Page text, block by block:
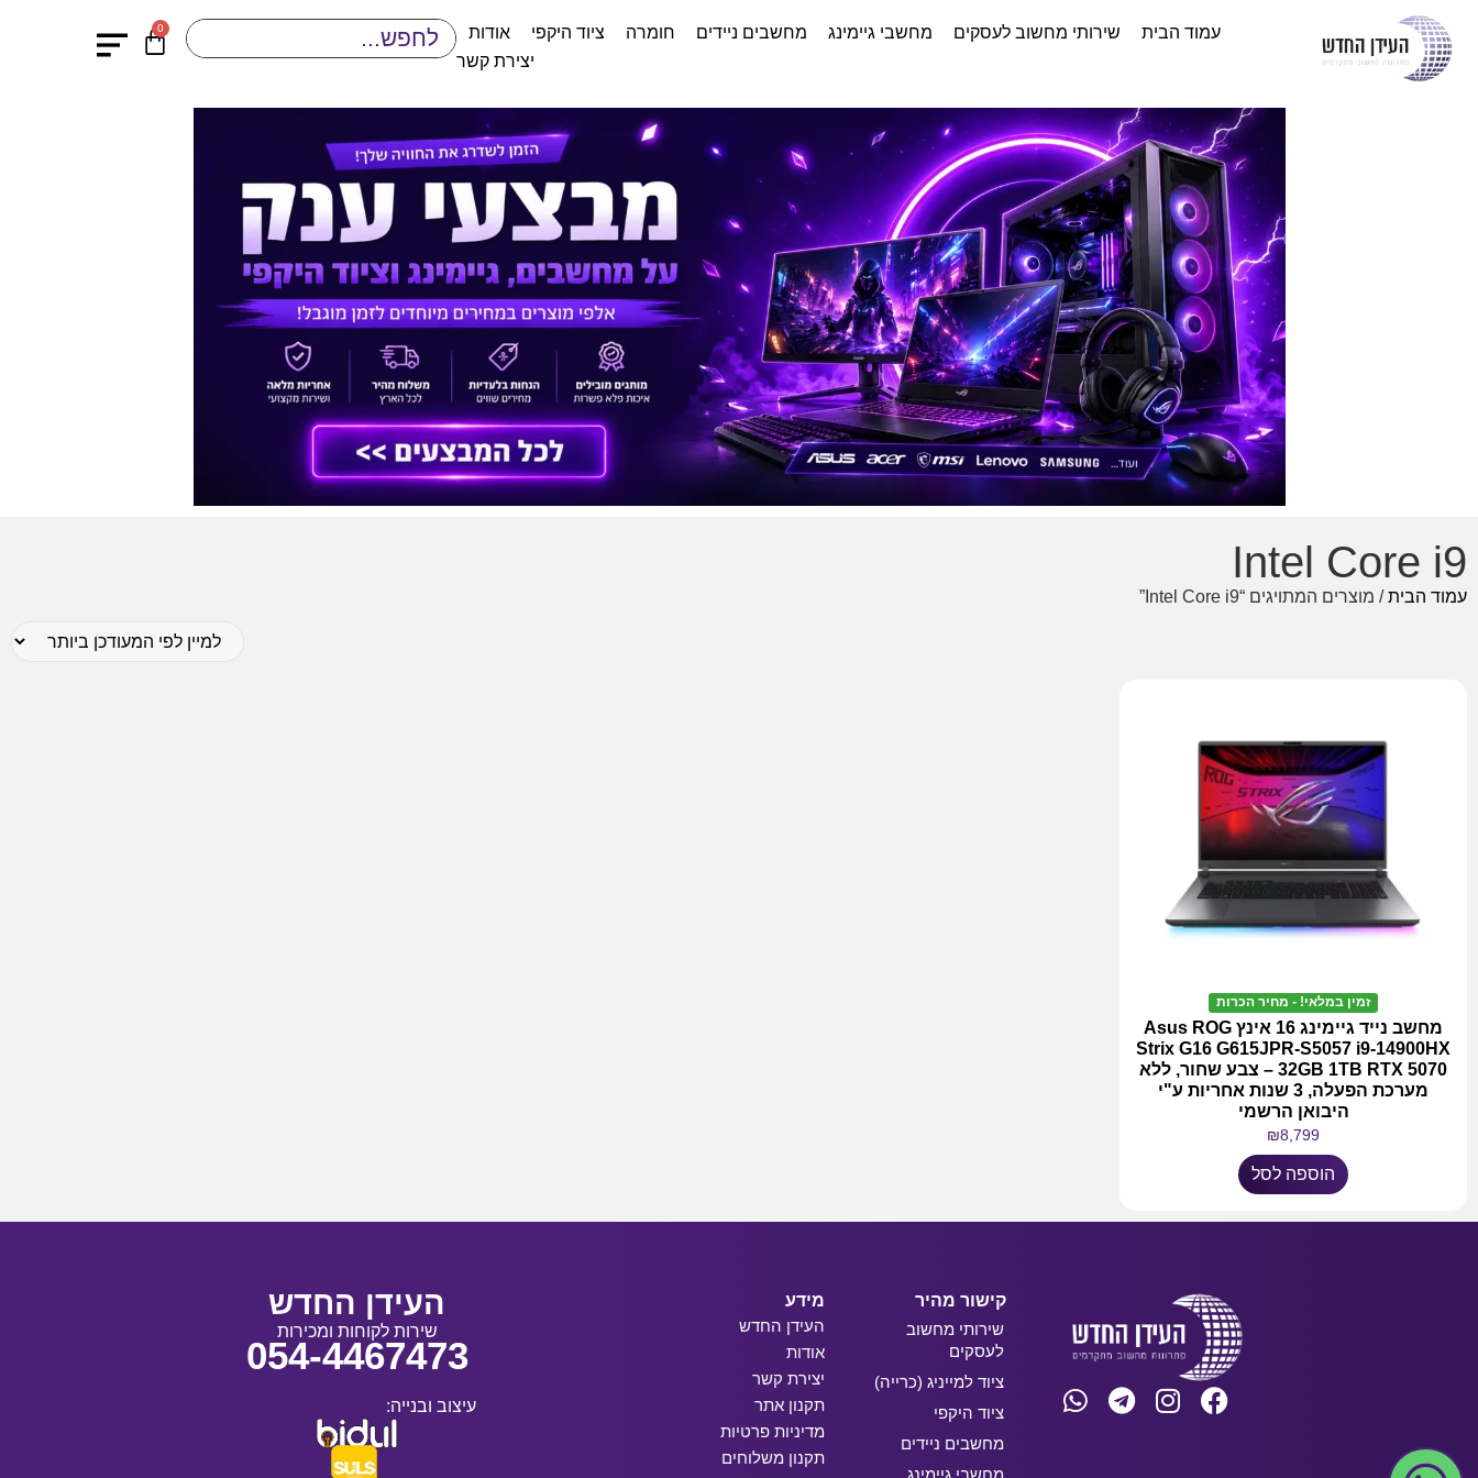
עמוד הבית שירותי מחשוב לעסקים מחשבי גיימינג מחשבים ניידים חומרה ציוד היקפי
אודות
יצירת קשר
0
Intel Core i9
עמוד הבית/ מוצרים המתויגים “Intel Core i9”
זמין במלאי! - מחיר הכרות
מחשב נייד גיימינג 16 אינץ Asus ROG
Strix G16 G615JPR-S5057 i9-14900HX
32GB 1TB RTX 5070 – צבע שחור, ללא
מערכת הפעלה, 3 שנות אחריות ע"י
היבואן הרשמי
₪8,799
הוספה לסל
קישור מהיר
שירותי מחשוב
לעסקים
ציוד למייניג (כרייה)
ציוד היקפי
מחשבים ניידים
מידע
העידן החדש
אודות
יצירת קשר
תקנון אתר
מדיניות פרטיות
תקנון משלוחים
העידן החדש
שירות לקוחות ומכירות
054-4467473
עיצוב ובנייה: